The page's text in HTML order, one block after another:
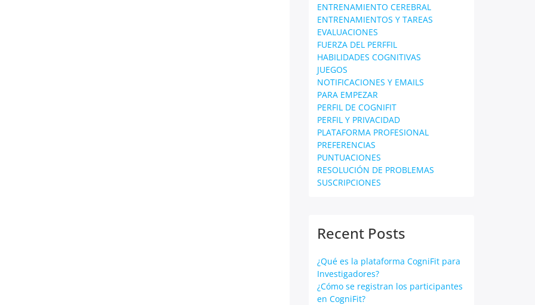
ENTRENAMIENTO CEREBRAL
ENTRENAMIENTOS Y TAREAS
EVALUACIONES
FUERZA DEL PERFFIL
HABILIDADES COGNITIVAS
JUEGOS
NOTIFICACIONES Y EMAILS
PARA EMPEZAR
PERFIL DE COGNIFIT
PERFIL Y PRIVACIDAD
PLATAFORMA PROFESIONAL
PREFERENCIAS
PUNTUACIONES
RESOLUCIÓN DE PROBLEMAS
SUSCRIPCIONES
Recent Posts
¿Qué es la plataforma CogniFit para
Investigadores?
¿Cómo se registran los participantes
en CogniFit?